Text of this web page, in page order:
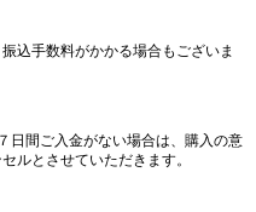
込手数料がかかる場合もございま
日間ご入金がない場合は、購入の意
ルとさせていただきます。